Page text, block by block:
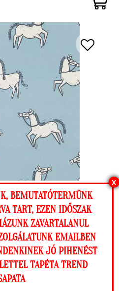
használ, hogy a
honlapunkon.
Engedélyezem
luxus gyerek dekor
X
BEMUTATÓTERMÜNK
TART, EZEN IDŐSZAK
ZAVARTALANUL
EMAILBEN
JÓ PIHENÉST
TAPÉTA TREND
Megnézem a falamon